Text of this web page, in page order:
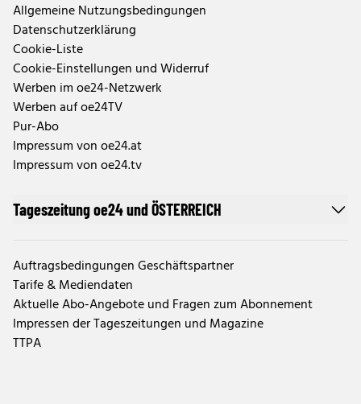
Allgemeine Nutzungsbedingungen
Datenschutzerklärung
Cookie-Liste
Cookie-Einstellungen und Widerruf
Werben im oe24-Netzwerk
Werben auf oe24TV
Pur-Abo
Impressum von oe24.at
Impressum von oe24.tv
Tageszeitung oe24 und ÖSTERREICH
Auftragsbedingungen Geschäftspartner
Tarife & Mediendaten
Aktuelle Abo-Angebote und Fragen zum Abonnement
Impressen der Tageszeitungen und Magazine
TTPA